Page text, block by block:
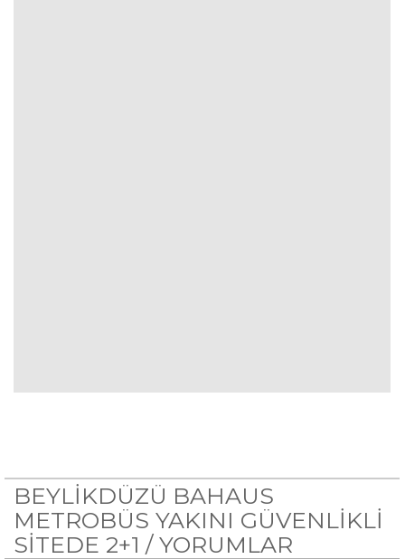
BEYLİKDÜZÜ BAHAUS
METROBÜS YAKINI GÜVENLİKLİ
SİTEDE 2+1 /YORUMLAR